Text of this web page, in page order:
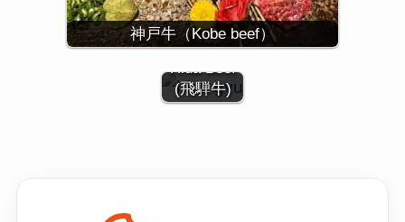
神戸牛（Kobe beef）
飛騨牛 /
Hida Beef
(飛騨牛)